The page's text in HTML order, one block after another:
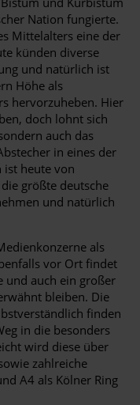
Nation fungierte.
Mittelalters eine der
künden diverse
und natürlich ist
Höhe als
hervorzuheben. Hier
doch lohnt sich
auch das
in eines der
ist heute von
größte deutsche
und natürlich
als
vor Ort findet
und auch ein großer
bleiben. Die
finden
in die besonders
wird diese über
zahlreiche
A4 als Kölner Ring